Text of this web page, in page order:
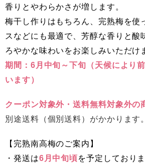
香りとやわらかさが増します。
梅干し作りはもちろん、完熟梅を使
スなどにも最適で、芳醇な香りと酸
ろやかな味わいをお楽しみいただけ
期間：6月中旬～下旬（天候により
います）
クーポン対象外・送料無料対象外の
別途送料（個別送料）がかかります。
【完熟南高梅のご案内】
・発送は6月中旬頃を予定しておりま